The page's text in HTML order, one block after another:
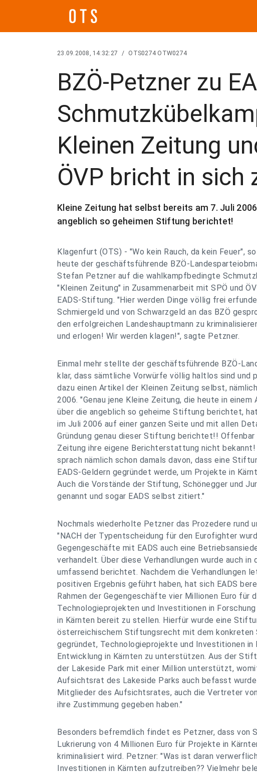
23.09.2008, 14:32:27 / OTS0274 OTW0274
BZÖ-Petzner zu
Kleinen Zeitung
ÖVP bricht in sich
Kleine Zeitung hat selbst bereits am 7. Juli
angeblich so geheimen Stiftung berichtet!
Klagenfurt (OTS) - "Wo kein Rauch, da kein Feuer",
heute der geschäftsführende BZÖ-
Stefan Petzner auf die wahlkampfbedingte
"Kleinen Zeitung" in Zusammenarbeit mit SPÖ und
EADS-Stiftung. "Hier werden Dinge völlig frei
Schmiergeld und von Schwarzgeld an das BZÖ
den erfolgreichen Landeshauptmann zu
und erlogen! Wir werden klagen!", sagte Petzner.
Einmal mehr stellte der geschäftsführende BZÖ-
klar, dass sämtliche Vorwürfe völlig haltlos sind und
dazu einen Artikel der Kleinen Zeitung selbst,
2006. "Genau jene Kleine Zeitung, die heute in einem
über die angeblich so geheime Stiftung berichtet,
im Juli 2006 auf einer ganzen Seite und mit allen
Gründung genau dieser Stiftung berichtet!!
Zeitung ihre eigene Berichterstattung nicht bekannt!
sprach nämlich schon damals davon, dass eine
EADS-Geldern gegründet werde, um Projekte in
Auch die Vorstände der Stiftung, Schönegger und
genannt und sogar EADS selbst zitiert."
Nochmals wiederholte Petzner das Prozedere rund
"NACH der Typentscheidung für den Eurofighter
Gegengeschäfte mit EADS auch eine
verhandelt. Über diese Verhandlungen wurde auch in
umfassend berichtet. Nachdem die Verhandlungen
positiven Ergebnis geführt haben, hat sich EADS
Rahmen der Gegengeschäfte vier Millionen Euro für
Technologieprojekten und Investitionen in
in Kärnten bereit zu stellen. Hierfür wurde eine
österreichischem Stiftungsrecht mit dem
gegründet, Technologieprojekte und Investitionen in
Entwicklung in Kärnten zu unterstützen. Aus der
der Lakeside Park mit einer Million unterstützt,
Aufsichtsrat des Lakeside Parks auch befasst
Mitglieder des Aufsichtsrates, auch die Vertreter von
ihre Zustimmung gegeben haben."
Besonders befremdlich findet es Petzner, dass von
Lukrierung von 4 Millionen Euro für Projekte in
kriminalisiert wird. Petzner: "Was ist daran
Investitionen in Kärnten aufzutreiben?? Vielmehr